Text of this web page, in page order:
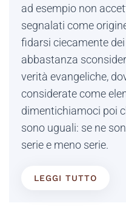
ad esempio non
segnalati come
fidarsi ciecamente
abbastanza
verità evangeliche,
considerate come
dimentichiamoci poi
sono uguali: se ne
serie e meno serie.
LEGGI TUTTO